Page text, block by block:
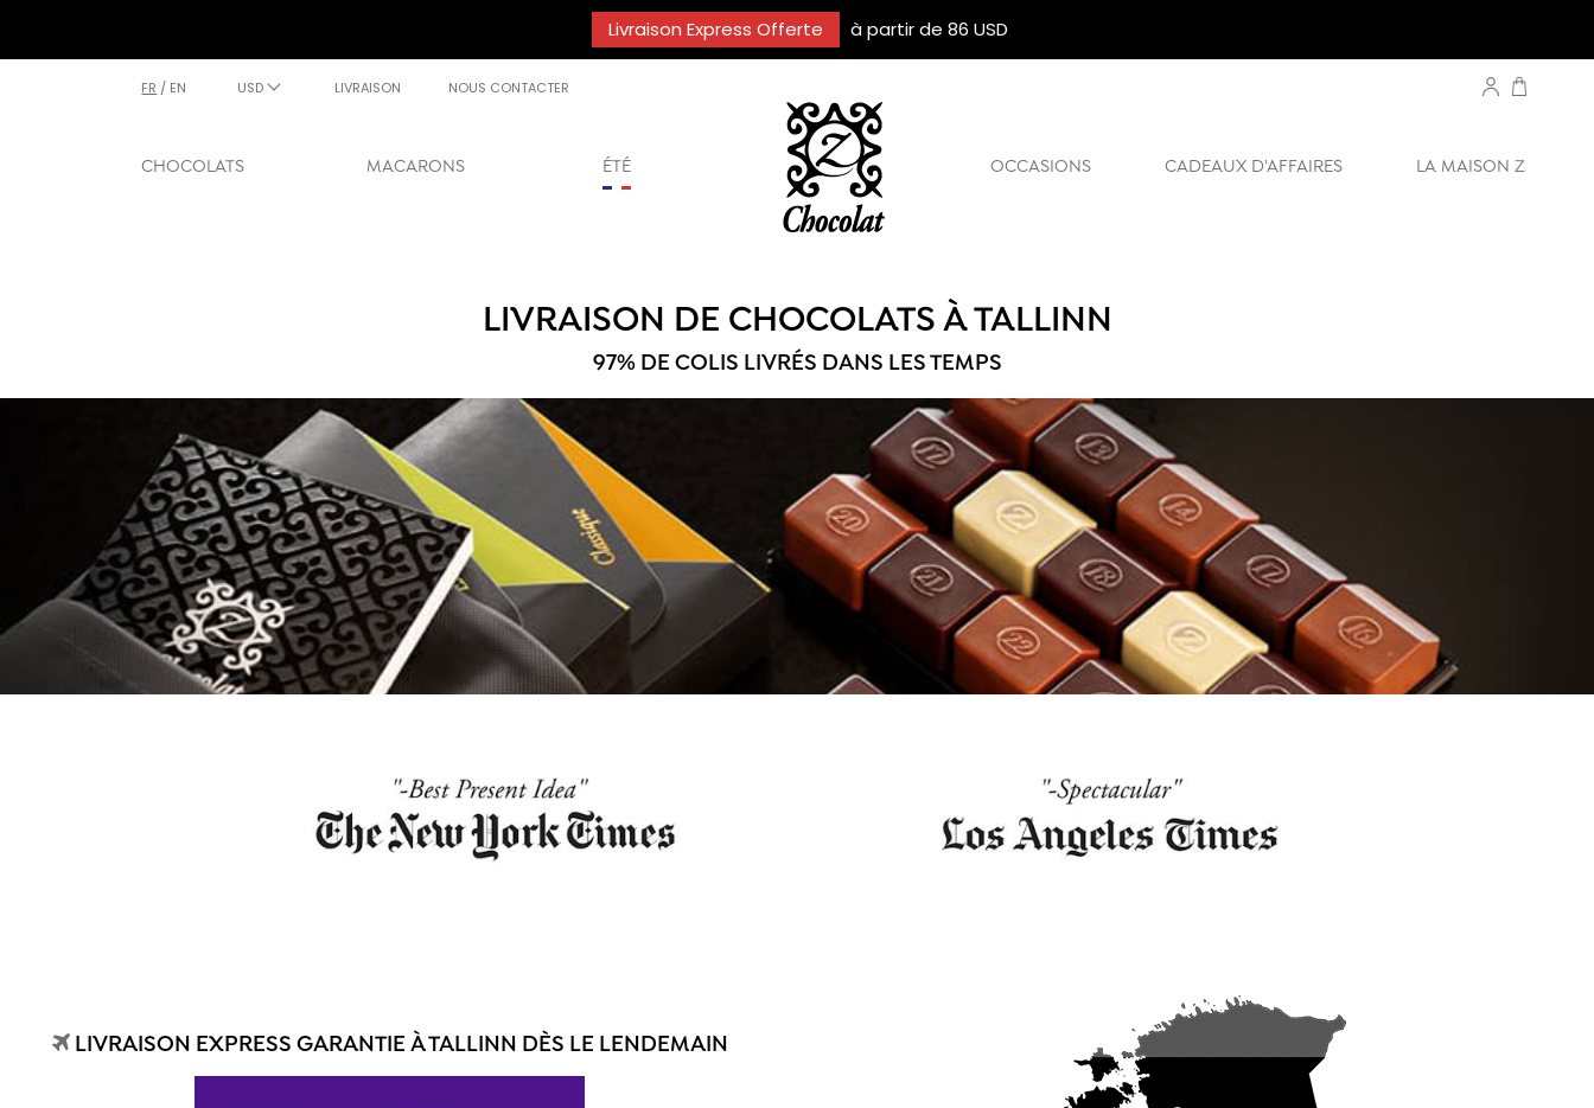
Livraison Express Offerte à partir de 86 USD
FR / EN USD LIVRAISON NOUS CONTACTER
CHOCOLATS MACARONS ÉTÉ OCCASIONS CADEAUX D'AFFAIRES LA MAISON Z
LIVRAISON DE CHOCOLATS À TALLINN
97% DE COLIS LIVRÉS DANS LES TEMPS
LIVRAISON EXPRESS GARANTIE À TALLINN DÈS LE LENDEMAIN